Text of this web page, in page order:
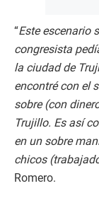
“Este escenario
congresista
la ciudad de
encontré con el
sobre (con
Trujillo. Es así
en un sobre
chicos
Romero.